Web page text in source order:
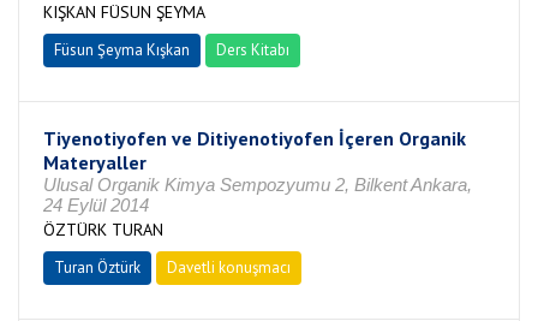
KIŞKAN FÜSUN ŞEYMA
Füsun Şeyma Kışkan Ders Kitabı
Tiyenotiyofen ve Ditiyenotiyofen İçeren Organik
Materyaller
Ulusal Organik Kimya Sempozyumu 2, Bilkent Ankara,
24 Eylül 2014
ÖZTÜRK TURAN
Turan Öztürk Davetli konuşmacı